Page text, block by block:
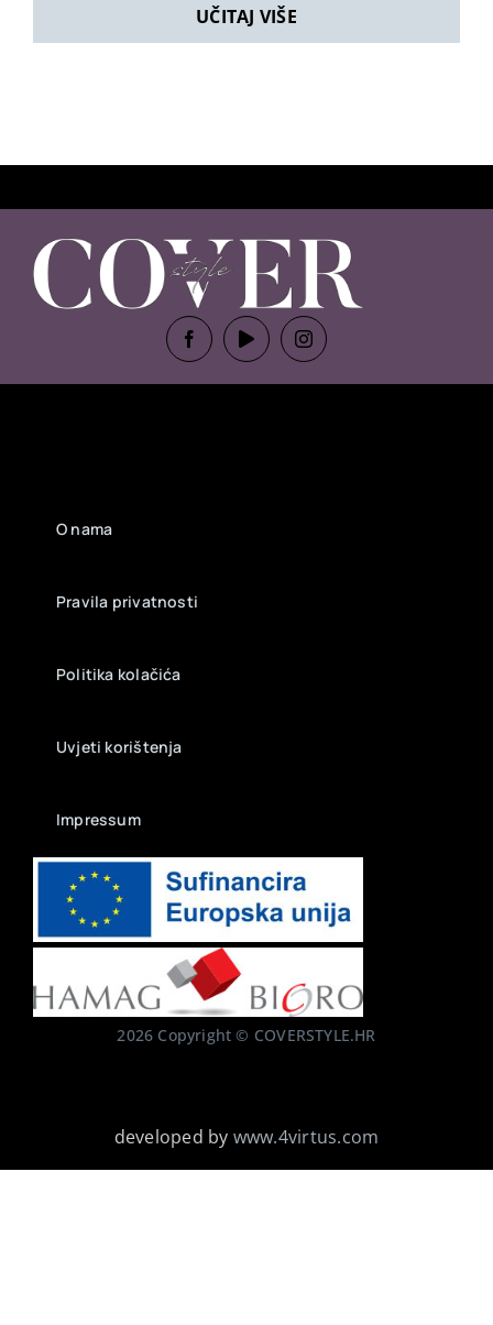
UČITAJ VIŠE
O nama
Pravila privatnosti
Politika kolačića
Uvjeti korištenja
Impressum
2026 Copyright © COVERSTYLE.HR
developed by www.4virtus.com